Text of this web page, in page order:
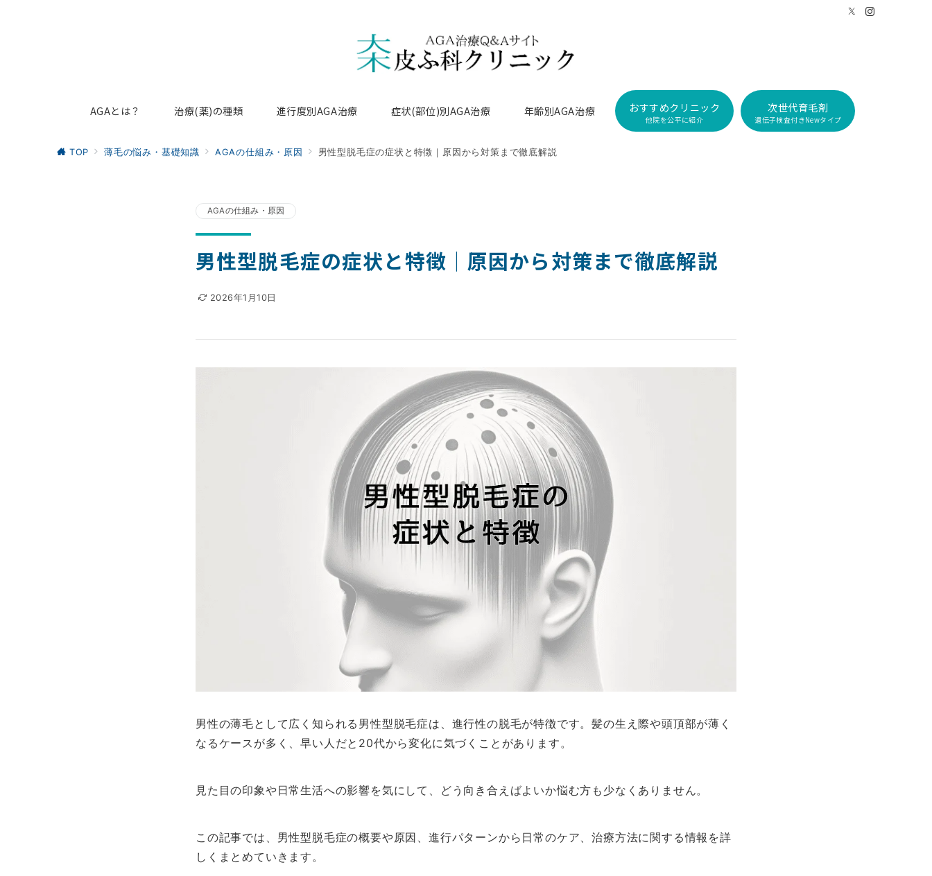
AGAとは？ 治療(薬)の種類 進行度別AGA治療 症状(部位)別AGA治療 年齢別AGA治療 おすすめクリニック
他院を公平に紹介
次世代育毛剤
遺伝子検査付きNewタイプ
TOP 薄毛の悩み・基礎知識 AGAの仕組み・原因 男性型脱毛症の症状と特徴｜原因から対策まで徹底解説
AGAの仕組み・原因
男性型脱毛症の症状と特徴｜原因から対策まで徹底解説
2026年1月10日
男性の薄毛として広く知られる男性型脱毛症は、進行性の脱毛が特徴です。髪の生え際や頭頂部が薄く
なるケースが多く、早い人だと20代から変化に気づくことがあります。
見た目の印象や日常生活への影響を気にして、どう向き合えばよいか悩む方も少なくありません。
この記事では、男性型脱毛症の概要や原因、進行パターンから日常のケア、治療方法に関する情報を詳
しくまとめていきます。